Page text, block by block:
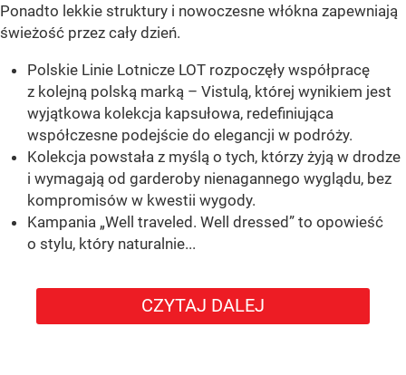
Ponadto lekkie struktury i nowoczesne włókna zapewniają
świeżość przez cały dzień.
Polskie Linie Lotnicze LOT rozpoczęły współpracę
z kolejną polską marką – Vistulą, której wynikiem jest
wyjątkowa kolekcja kapsułowa, redefiniująca
współczesne podejście do elegancji w podróży.
Kolekcja powstała z myślą o tych, którzy żyją w drodze
i wymagają od garderoby nienagannego wyglądu, bez
kompromisów w kwestii wygody.
Kampania „Well traveled. Well dressed” to opowieść
o stylu, który naturalnie...
CZYTAJ DALEJ